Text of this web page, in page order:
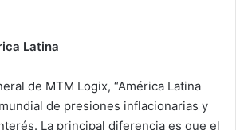
Latina
de MTM Logix, “América Latina
de presiones inflacionarias y
La principal diferencia es que el